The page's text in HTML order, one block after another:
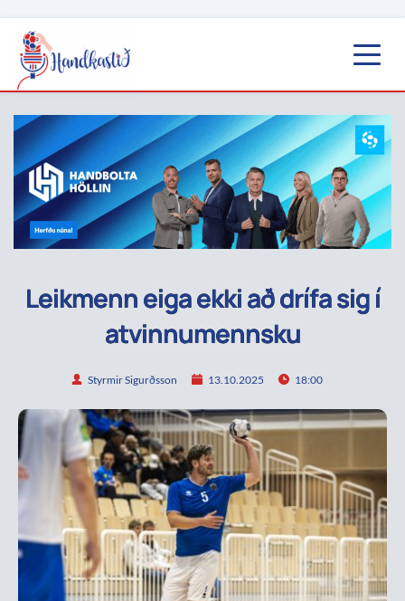
Leikmenn eiga ekki að drífa sig í
atvinnumennsku
Styrmir Sigurðsson 13.10.2025 18:00